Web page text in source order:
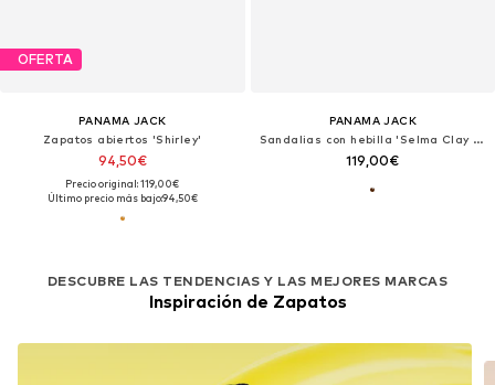
OFERTA
PANAMA JACK
Zapatos abiertos 'Shirley'
94,50€
Precio original: 119,00€
Último precio más bajo:94,50€
PANAMA JACK
Sandalias con hebilla 'Selma Clay B1'
119,00€
DESCUBRE LAS TENDENCIAS Y LAS MEJORES MARCAS
Inspiración de Zapatos